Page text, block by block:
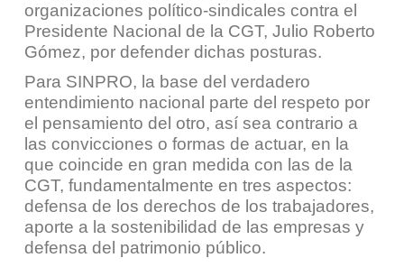
organizaciones político-sindicales contra el
Presidente Nacional de la CGT, Julio Roberto
Gómez, por defender dichas posturas.
Para SINPRO, la base del verdadero
entendimiento nacional parte del respeto por
el pensamiento del otro, así sea contrario a
las convicciones o formas de actuar, en la
que coincide en gran medida con las de la
CGT, fundamentalmente en tres aspectos:
defensa de los derechos de los trabajadores,
aporte a la sostenibilidad de las empresas y
defensa del patrimonio público.